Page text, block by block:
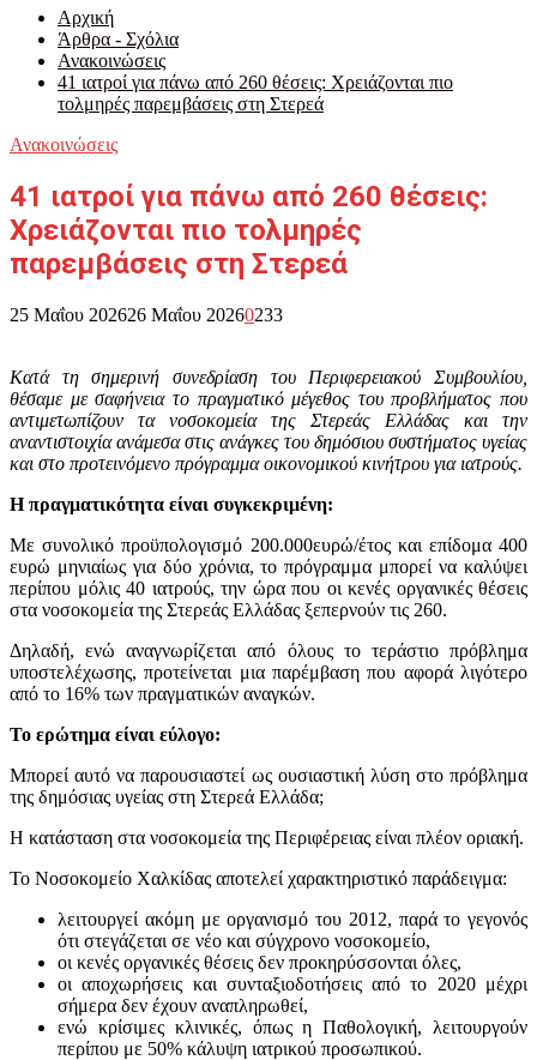
Αρχική
Άρθρα - Σχόλια
Ανακοινώσεις
41 ιατροί για πάνω από 260 θέσεις: Χρειάζονται πιο
τολμηρές παρεμβάσεις στη Στερεά
Ανακοινώσεις
41 ιατροί για πάνω από 260 θέσεις:
Χρειάζονται πιο τολμηρές
παρεμβάσεις στη Στερεά
25 Μαΐου 202626 Μαΐου 20260233
Κατά τη σημερινή συνεδρίαση του Περιφερειακού Συμβουλίου,
θέσαμε με σαφήνεια το πραγματικό μέγεθος του προβλήματος που
αντιμετωπίζουν τα νοσοκομεία της Στερεάς Ελλάδας και την
αναντιστοιχία ανάμεσα στις ανάγκες του δημόσιου συστήματος υγείας
και στο προτεινόμενο πρόγραμμα οικονομικού κινήτρου για ιατρούς.
Η πραγματικότητα είναι συγκεκριμένη:
Με συνολικό προϋπολογισμό 200.000ευρώ/έτος και επίδομα 400
ευρώ μηνιαίως για δύο χρόνια, το πρόγραμμα μπορεί να καλύψει
περίπου μόλις 40 ιατρούς, την ώρα που οι κενές οργανικές θέσεις
στα νοσοκομεία της Στερεάς Ελλάδας ξεπερνούν τις 260.
Δηλαδή, ενώ αναγνωρίζεται από όλους το τεράστιο πρόβλημα
υποστελέχωσης, προτείνεται μια παρέμβαση που αφορά λιγότερο
από το 16% των πραγματικών αναγκών.
Το ερώτημα είναι εύλογο:
Μπορεί αυτό να παρουσιαστεί ως ουσιαστική λύση στο πρόβλημα
της δημόσιας υγείας στη Στερεά Ελλάδα;
Η κατάσταση στα νοσοκομεία της Περιφέρειας είναι πλέον οριακή.
Το Νοσοκομείο Χαλκίδας αποτελεί χαρακτηριστικό παράδειγμα:
λειτουργεί ακόμη με οργανισμό του 2012, παρά το γεγονός
ότι στεγάζεται σε νέο και σύγχρονο νοσοκομείο,
οι κενές οργανικές θέσεις δεν προκηρύσσονται όλες,
οι αποχωρήσεις και συνταξιοδοτήσεις από το 2020 μέχρι
σήμερα δεν έχουν αναπληρωθεί,
ενώ κρίσιμες κλινικές, όπως η Παθολογική, λειτουργούν
περίπου με 50% κάλυψη ιατρικού προσωπικού.